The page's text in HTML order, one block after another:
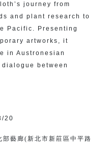
journey from
and plant research to
Pacific. Presenting
artworks, it
in Austronesian
between
20
藝廊(新北市新莊區中平路